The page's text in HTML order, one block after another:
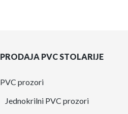
PRODAJA PVC STOLARIJE
PVC prozori
Jednokrilni PVC prozori